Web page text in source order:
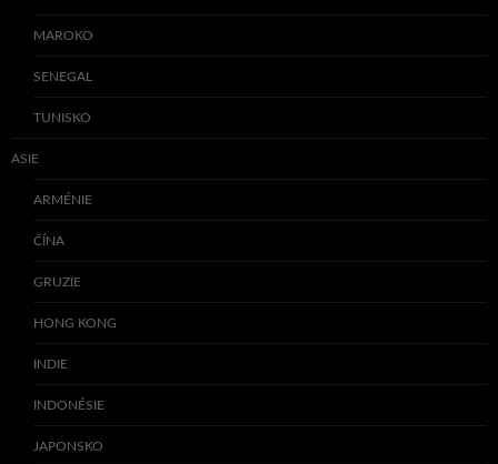
MAROKO
SENEGAL
TUNISKO
ASIE
ARMÉNIE
ČÍNA
GRUZIE
HONG KONG
INDIE
INDONÉSIE
JAPONSKO